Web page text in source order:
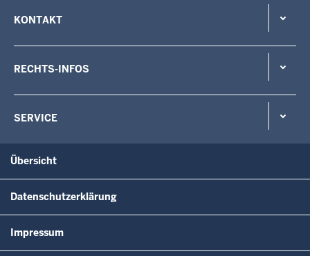
KONTAKT
RECHTS-INFOS
SERVICE
Übersicht
Datenschutzerklärung
Impressum